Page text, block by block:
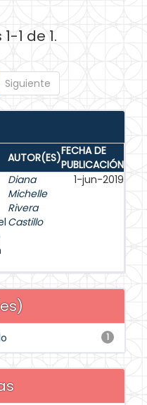
1 de 1.
Siguiente
AUTOR(ES)FECHA DE
PUBLICACIÓN
Diana
Michelle
Rivera
Castillo
1-jun-2019
1